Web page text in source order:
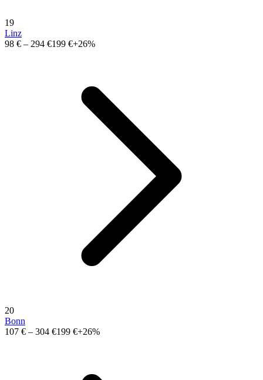
19
Linz
98 € – 294 €199 €+26%
20
Bonn
107 € – 304 €199 €+26%